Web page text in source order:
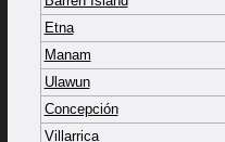
Etna
Manam
Ulawun
Concepción
Villarrica